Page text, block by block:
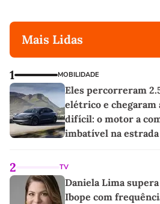
Mais Lidas
1 MOBILIDADE
Eles percorreram
elétrico e chegaram
difícil: o motor a
imbatível na estrada
2 TV
Daniela Lima
Ibope com